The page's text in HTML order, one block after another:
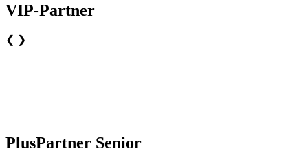
VIP-Partner
❮ ❯
PlusPartner Senior